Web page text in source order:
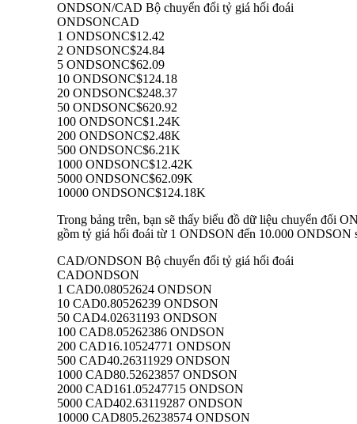
ONDSON/CAD Bộ chuyển đổi tỷ giá hối đoái
ONDSONCAD
1 ONDSONC$12.42
2 ONDSONC$24.84
5 ONDSONC$62.09
10 ONDSONC$124.18
20 ONDSONC$248.37
50 ONDSONC$620.92
100 ONDSONC$1.24K
200 ONDSONC$2.48K
500 ONDSONC$6.21K
1000 ONDSONC$12.42K
5000 ONDSONC$62.09K
10000 ONDSONC$124.18K
Trong bảng trên, bạn sẽ thấy biểu đồ dữ liệu chuyển đổi
gồm tỷ giá hối đoái từ 1 ONDSON đến 10.000 ONDSON
CAD/ONDSON Bộ chuyển đổi tỷ giá hối đoái
CADONDSON
1 CAD0.08052624 ONDSON
10 CAD0.80526239 ONDSON
50 CAD4.02631193 ONDSON
100 CAD8.05262386 ONDSON
200 CAD16.10524771 ONDSON
500 CAD40.26311929 ONDSON
1000 CAD80.52623857 ONDSON
2000 CAD161.05247715 ONDSON
5000 CAD402.63119287 ONDSON
10000 CAD805.26238574 ONDSON